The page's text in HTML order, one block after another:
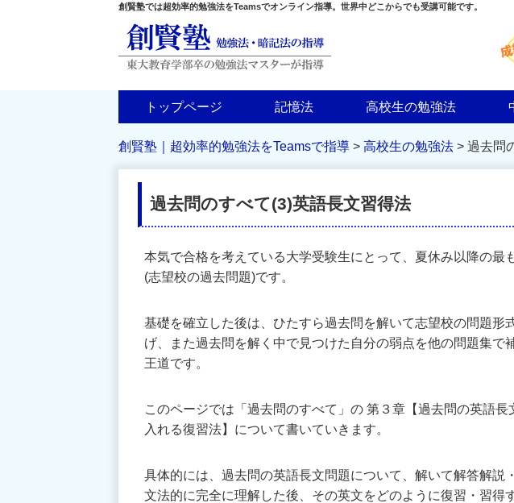
創賢塾では超効率的勉強法をTeamsでオンライン指導。世界中どこからでも受講可能です。
トップページ 記憶法 高校生の勉強法
創賢塾｜超効率的勉強法をTeamsで指導 > 高校生の勉強法 > 過去問
過去問のすべて(3)英語長文習得法
本気で合格を考えている大学受験生にとって、夏休み以降の最
(志望校の過去問題)です。
基礎を確立した後は、ひたすら過去問を解いて志望校の問題形
げ、また過去問を解く中で見つけた自分の弱点を他の問題集で
王道です。
このページでは「過去問のすべて」の 第３章【過去問の英語長
入れる復習法】について書いていきます。
具体的には、過去問の英語長文問題について、解いて解答解説
文法的に完全に理解した後、その英文をどのように復習・習得